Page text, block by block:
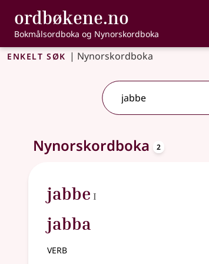
Gå til hovedinnhold
Tilgjengelighet
ordbøkene.no ,
Bokmålsordboka og Nynorskordboka
Enkelt søk | Nynorskordboka
2 treff.Ytterligere søkeforslag tilgjengelige
Nynorskordboka 2
jabbe I
jabba
verb